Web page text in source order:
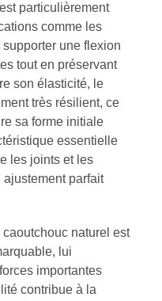
particulièrement
comme les
une flexion
tout en préservant
son élasticité, le
très résilient, ce
sa forme initiale
essentielle
les joints et les
parfait
naturel est
lui
importantes
contribue à la